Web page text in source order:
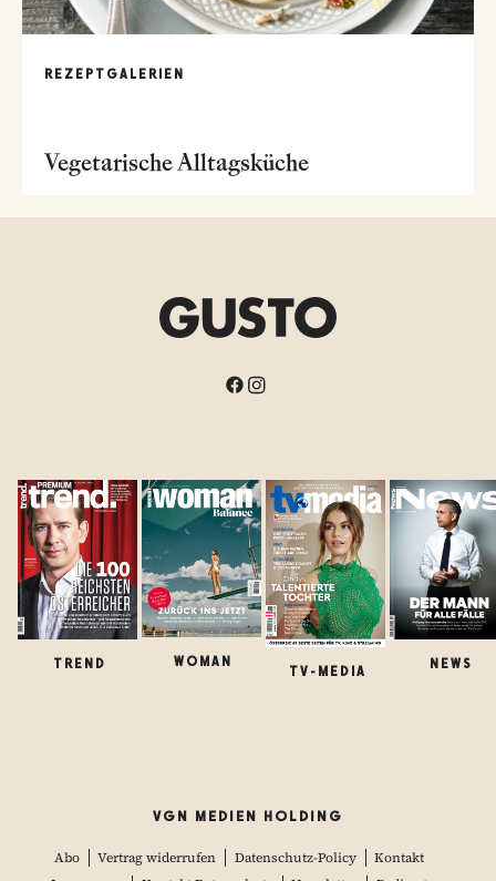
REZEPTGALERIEN
Vegetarische Alltagsküche
TREND WOMAN
TV-MEDIA
NEWS
VGN MEDIEN HOLDING
Abo Vertrag widerrufen Datenschutz-Policy
Kontakt